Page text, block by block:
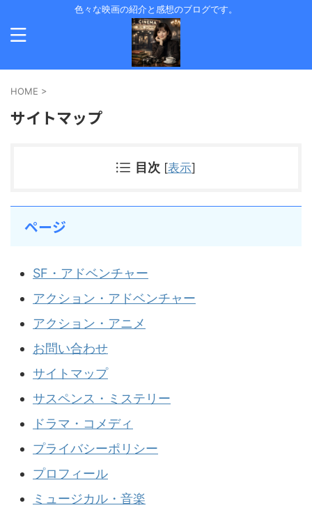
色々な映画の紹介と感想のブログです。
HOME >
サイトマップ
目次 [表示]
ページ
SF・アドベンチャー
アクション・アドベンチャー
アクション・アニメ
お問い合わせ
サイトマップ
サスペンス・ミステリー
ドラマ・コメディ
プライバシーポリシー
プロフィール
ミュージカル・音楽